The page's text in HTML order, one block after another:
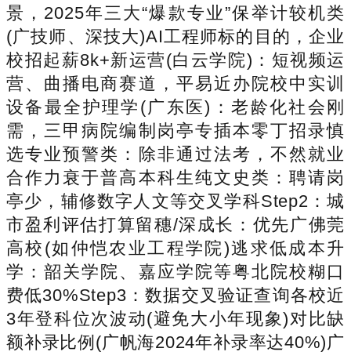
景，2025年三大“爆款专业”保举计较机类
(广技师、深技大)AI工程师标的目的，企业
校招起薪8k+新运营(白云学院)：短视频运
营、曲播电商赛道，平易近办院校中实训
设备最全护理学(广东医)：老龄化社会刚
需，三甲病院编制岗亭专插本零丁招录慎
选专业预警类：除非通过法考，不然就业
合作力衰于普高本科生纯文史类：聘请岗
亭少，辅修数字人文等交叉学科Step2：城
市盈利评估打算留穗/深成长：优先广佛莞
高校(如仲恺农业工程学院)逃求低成本升
学：韶关学院、嘉应学院等粤北院校糊口
费低30%Step3：数据交叉验证查询各校近
3年登科位次波动(避免大小年现象)对比缺
额补录比例(广帆海2024年补录率达40%)广